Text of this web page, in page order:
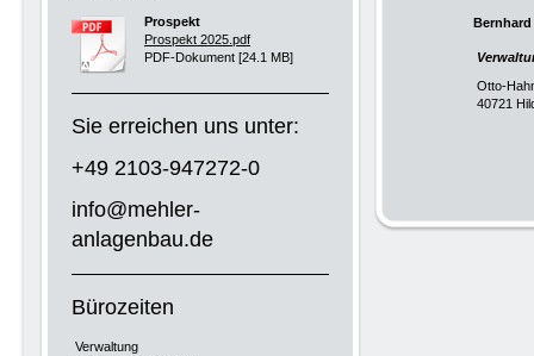
Bernhard
Otto-
40721
Prospekt
Prospekt 2025.pdf
PDF-Dokument [24.1 MB]
Sie erreichen uns unter:
+49 2103-947272-0
info@mehler-
anlagenbau.de
Bürozeiten
Verwaltung